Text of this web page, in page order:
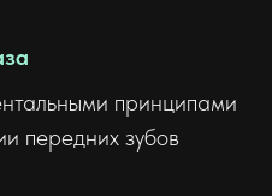
принципами
передних зубов